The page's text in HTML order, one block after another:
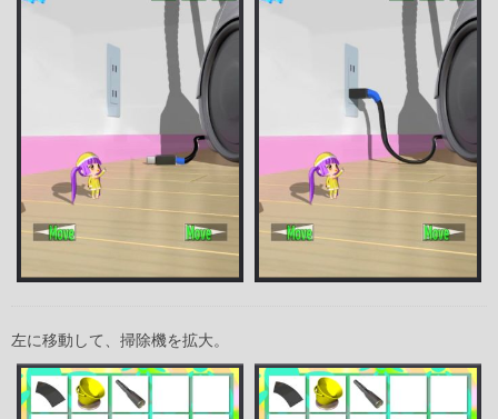
左に移動して、掃除機を拡大。